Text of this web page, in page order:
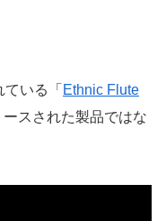
いる「 Ethnic Flute
スされた製品ではな